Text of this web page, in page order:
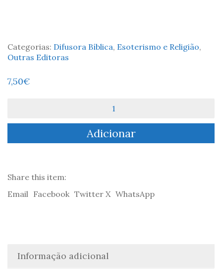
Categorias: Difusora Bíblica, Esoterismo e Religião,
Outras Editoras
7,50€
Enigmas
Bíblia:
-
Álvarez
Adicionar
Share this item:
Email Facebook Twitter X WhatsApp
Informação adicional